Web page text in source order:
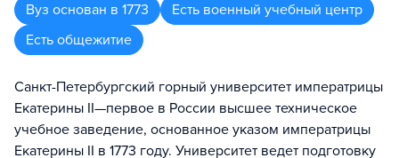
Вуз основан в 1773
Есть военный учебный центр
Есть общежитие
Санкт-Петербургский горный университет императрицы
Екатерины II—первое в России высшее техническое
учебное заведение, основанное указом императрицы
Екатерины II в 1773 году. Университет ведет подготовку